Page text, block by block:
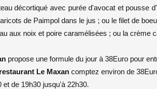
décortiqué avec purée d'avocat et pousse
de Paimpol dans le jus ; ou le filet de
aux noix et poire caramélisées ; ou la crème
propose une formule du jour à 38Euro pour
restaurant Le Maxan comptez environ de
et de 19h30 jusqu'à 22h30.